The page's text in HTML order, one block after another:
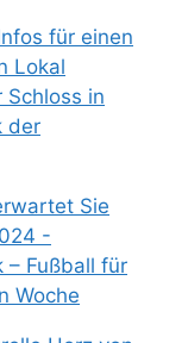
für einen
Lokal
Schloss in
der
Sie
-
– Fußball für
Woche